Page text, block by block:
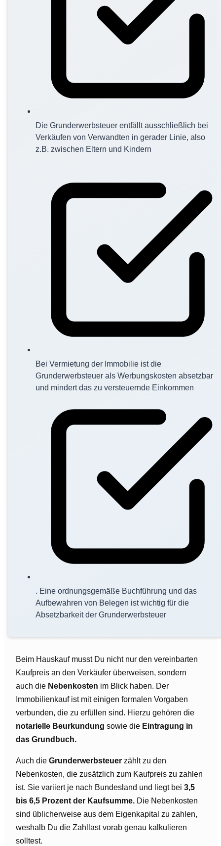
Die Grunderwerbsteuer entfällt ausschließlich bei
Verkäufen von Verwandten in gerader Linie, also
z.B. zwischen Eltern und Kindern
Bei Vermietung der Immobilie ist die
Grunderwerbsteuer als Werbungskosten absetzbar
und mindert das zu versteuernde Einkommen
. Eine ordnungsgemäße Buchführung und das
Aufbewahren von Belegen ist wichtig für die
Absetzbarkeit der Grunderwerbsteuer
Beim Hauskauf musst Du nicht nur den vereinbarten
Kaufpreis an den Verkäufer überweisen, sondern
auch die Nebenkosten im Blick haben. Der
Immobilienkauf ist mit einigen formalen Vorgaben
verbunden, die zu erfüllen sind. Hierzu gehören die
notarielle Beurkundung sowie die Eintragung in
das Grundbuch.
Auch die Grunderwerbsteuer zählt zu den
Nebenkosten, die zusätzlich zum Kaufpreis zu zahlen
ist. Sie variiert je nach Bundesland und liegt bei 3,5
bis 6,5 Prozent der Kaufsumme. Die Nebenkosten
sind üblicherweise aus dem Eigenkapital zu zahlen,
weshalb Du die Zahllast vorab genau kalkulieren
solltest.